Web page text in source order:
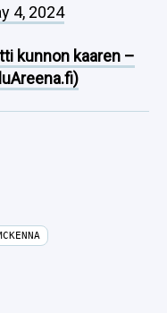
4, 2024
kunnon kaaren –